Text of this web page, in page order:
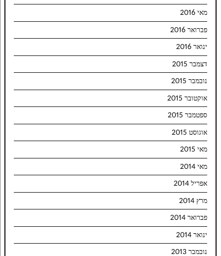
מאי 2016
פברואר 2016
ינואר 2016
דצמבר 2015
נובמבר 2015
אוקטובר 2015
ספטמבר 2015
אוגוסט 2015
מאי 2015
מאי 2014
אפריל 2014
מרץ 2014
פברואר 2014
ינואר 2014
נובמבר 2013